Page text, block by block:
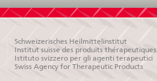
Schweizerisches Heilmittelinstitut
Institut suisse des produits thérapeutiques
Istituto svizzero per gli agenti terapeutici
Swiss Agency for Therapeutic Products